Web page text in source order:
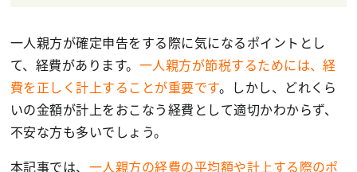
一人親方が確定申告をする際に気になるポイントとし
て、経費があります。 一人親方が節税するためには、経
費を正しく計上することが重要です。しかし、どれくら
いの金額が計上をおこなう経費として適切かわからず、
不安な方も多いでしょう。
本記事では、 一人親方の経費の平均額や計上する際のポ